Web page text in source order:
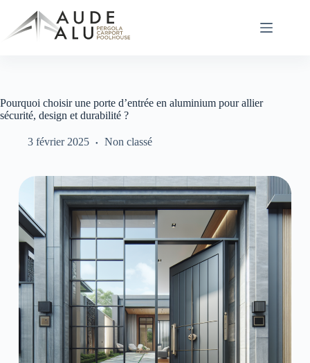
contenu
Pourquoi choisir une porte d’entrée en aluminium pour allier
sécurité, design et durabilité ?
3 février 2025 Non classé